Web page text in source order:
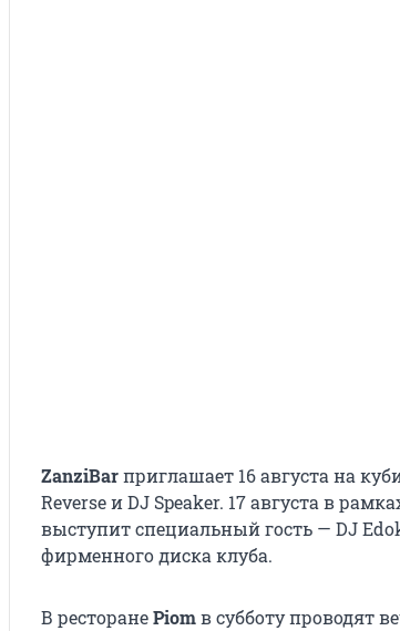
ZanziBarприглашает 16 августа на
Reverse и DJ Speaker. 17 августа в
выступит специальный гость — DJ
фирменного диска клуба.
В ресторанеPiomв субботу проводят